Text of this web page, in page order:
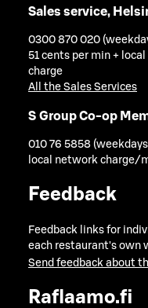
Sales service,
0300 870 020
51 cents per min +
charge
All the Sales Services
S Group Co-op
010 76 5858
local network charge/
Feedback
Feedback links for
each restaurant's own
Send feedback about
Raflaamo.fi